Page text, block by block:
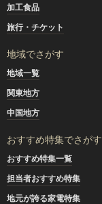
加工食品
旅行・チケット
地域でさがす
地域一覧
関東地方
中国地方
おすすめ特集でさがす
おすすめ特集一覧
担当者おすすめ特集
地元が誇る家電特集